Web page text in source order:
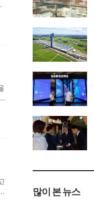
많이 본 뉴스